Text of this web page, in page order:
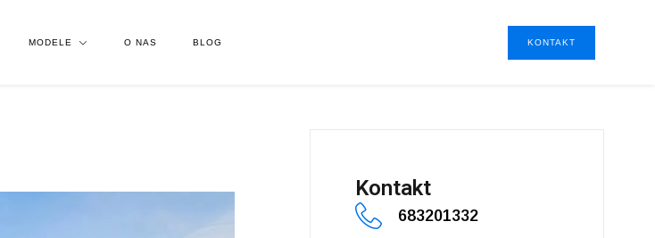
MODELE O NAS BLOG KONTAKT
Kontakt
683201332